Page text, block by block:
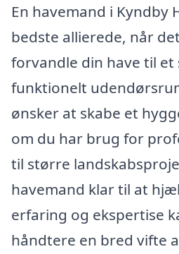
En havemand i Kyndby
bedste allierede, når
forvandle din have til et
funktionelt
ønsker at skabe et
om du har brug for
til større
havemand klar til at
erfaring og ekspertise
håndtere en bred vifte